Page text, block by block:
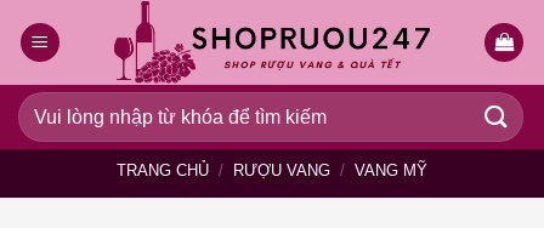
qua
dung
Tìm
kiếm:
TRANG CHỦ / RƯỢU VANG / VANG MỸ